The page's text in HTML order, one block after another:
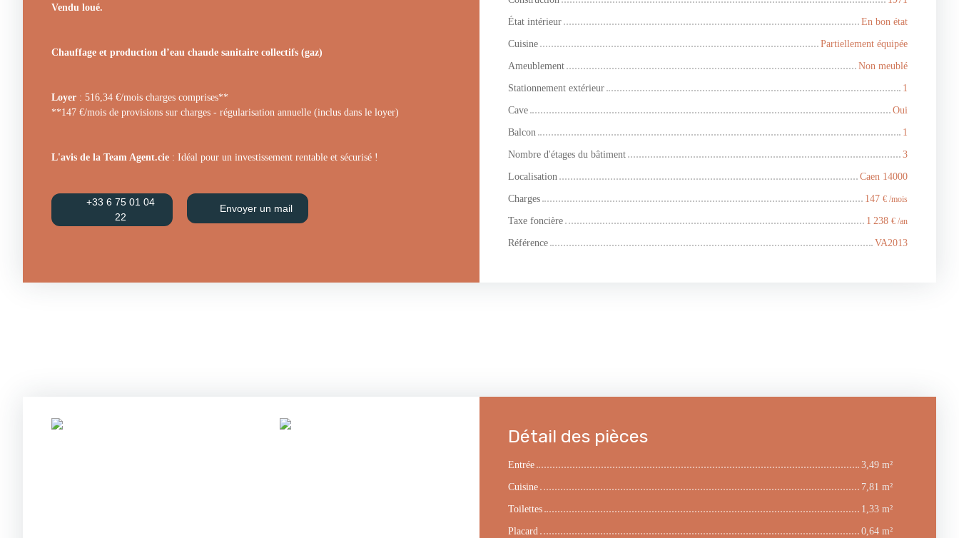
Vendu loué.
Chauffage et production d’eau chaude sanitaire collectifs (gaz)
Loyer : 516,34 €/mois charges comprises**
**147 €/mois de provisions sur charges - régularisation annuelle (inclus dans le loyer)
L'avis de la Team Agent.cie : Idéal pour un investissement rentable et sécurisé !
+33 6 75 01 04
22
Envoyer un mail
État intérieur
En bon état
Cuisine
Partiellement équipée
Ameublement
Non meublé
Stationnement extérieur
1
Cave
Oui
Balcon
1
Nombre d'étages du bâtiment
3
Localisation
Caen 14000
Charges
147 € /mois
Taxe foncière 1 238 € /an
Référence VA2013
Détail des pièces
Entrée
3,49 m²
Cuisine
7,81 m²
Toilettes
1,33 m²
Placard
0,64 m²